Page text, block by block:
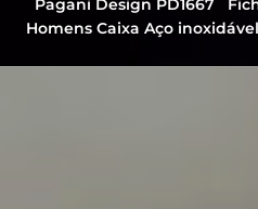
Pagani Design PD1667
Homens Caixa Aço